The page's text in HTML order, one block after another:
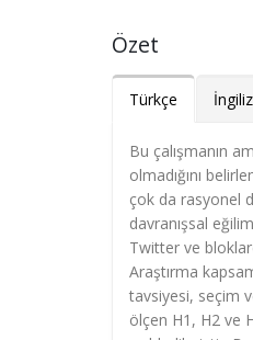
Özet
Türkçe
Bu çalışmanın
olmadığını
çok da rasyonel
davranışsal
Twitter ve
Araştırma
tavsiyesi, seçim
ölçen H1, H2 ve